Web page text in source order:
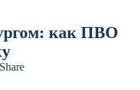
как ПВО
Share